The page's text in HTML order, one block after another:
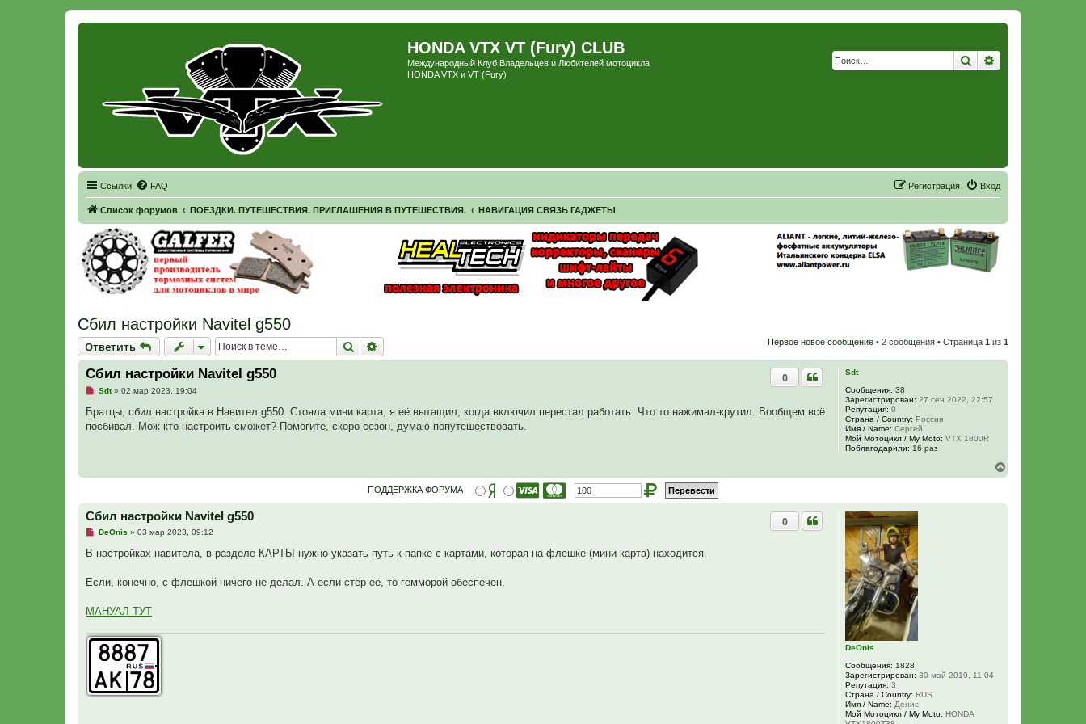
HONDA VTX VT (Fury) CLUB
Международный Клуб Владельцев и Любителей мотоцикла
HONDA VTX и VT (Fury)
Поиск
Ссылки FAQ Вход
Регистрация
Список форумов ПОЕЗДКИ. ПУТЕШЕСТВИЯ. ПРИГЛАШЕНИЯ В ПУТЕШЕСТВИЯ. НАВИГАЦИЯ СВЯЗЬ ГАДЖЕТЫ
Сбил настройки Navitel g550
Ответить
Ответить Поиск Первое новое сообщение • 2 сообщения • Страница 1 из 1
Sdt
Сообщения: 38
Зарегистрирован: 27 сен 2022, 22:57
Репутация: 0
Страна / Country: Россия
Имя / Name: Сергей
Мой Мотоцикл / My Moto: VTX 1800R
Поблагодарили: 16 раз
Сбил настройки Navitel g550 0
Н
п
о
н
е
с
о
щ
и
Sdt» 02 мар 2023, 19:04
Братцы, сбил настройка в Навител g550. Стояла мини карта, я её вытащил, когда включил перестал работать. Что то нажимал-крутил. Вообщем всё
посбивал. Мож кто настроить сможет? Помогите, скоро сезон, думаю попутешествовать.
ПОДДЕРЖКА ФОРУМА
DeOnis
Сообщения: 1828
Зарегистрирован: 30 май 2019, 11:04
Репутация: 3
Страна / Country: RUS
Имя / Name: Денис
Мой Мотоцикл / My Moto: HONDA
Сбил настройки Navitel g550 0
Н
п
ч
а
н
о
е
с
о
б
щ
DeOnis » 03 мар 2023, 09:12
В настройках навитела, в разделе КАРТЫ нужно указать путь к папке с картами, которая на флешке (мини карта) находится.
Если, конечно, с флешкой ничего не делал. А если стёр её, то гемморой обеспечен.
МАНУАЛ ТУТ